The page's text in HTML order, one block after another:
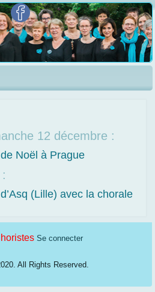
12 décembre :
Noël à Prague
(Lille) avec la chorale
Se connecter
All Rights Reserved.